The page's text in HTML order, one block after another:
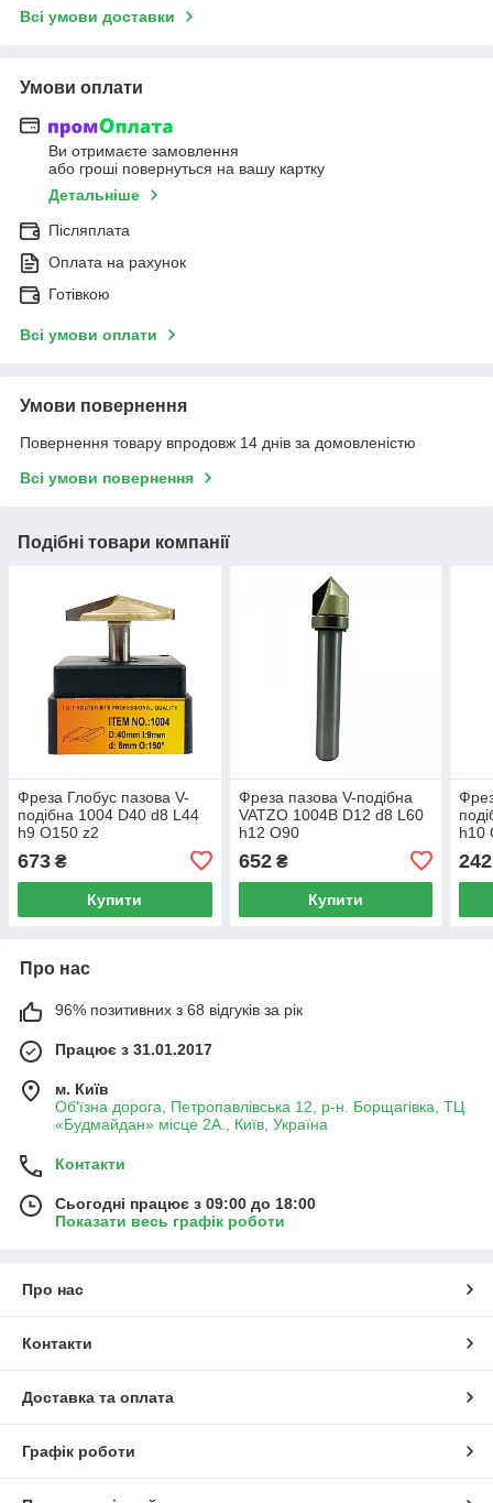
Всі умови доставки
Умови оплати
Ви отримаєте замовлення
або гроші повернуться на вашу картку
Детальніше
Післяплата
Оплата на рахунок
Готівкою
Всі умови оплати
Умови повернення
Повернення товару впродовж 14 днів за домовленістю
Всі умови повернення
Подібні товари компанії
Фреза Глобус пазова V-
подібна 1004 D40 d8 L44
h9 O150 z2
673 ₴
Купити
Фреза пазова V-подібна
VATZO 1004B D12 d8 L60
h12 O90
652₴
Купити
h10
242
Про нас
96% позитивних з 68 відгуків за рік
Працює з 31.01.2017
м. Київ
Об'їзна дорога, Петропавлівська 12, р-н. Борщагівка, ТЦ
«Будмайдан» місце 2А., Київ, Україна
Контакти
Сьогодні працює з 09:00 до 18:00
Показати весь графік роботи
Про нас
Контакти
Доставка та оплата
Графік роботи